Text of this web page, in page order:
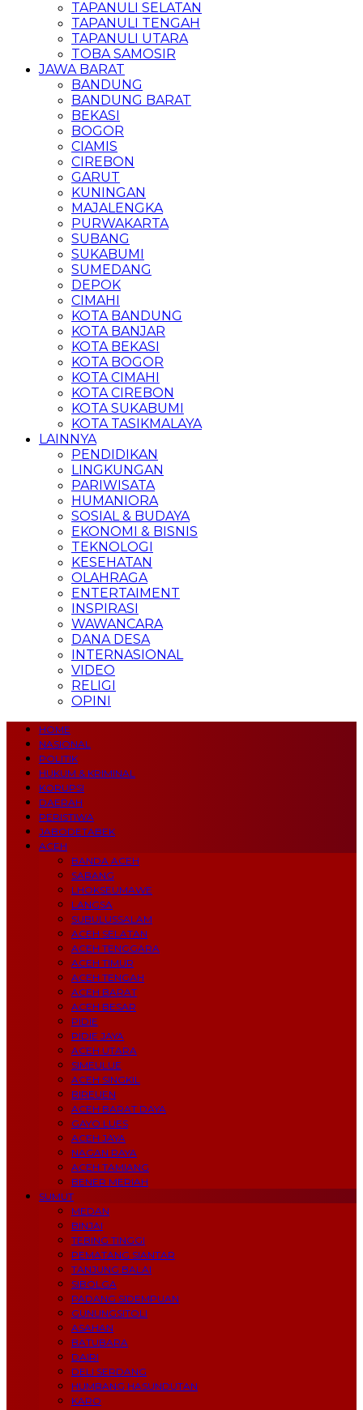
TAPANULI SELATAN
TAPANULI TENGAH
TAPANULI UTARA
TOBA SAMOSIR
JAWA BARAT
BANDUNG
BANDUNG BARAT
BEKASI
BOGOR
CIAMIS
CIREBON
GARUT
KUNINGAN
MAJALENGKA
PURWAKARTA
SUBANG
SUKABUMI
SUMEDANG
DEPOK
CIMAHI
KOTA BANDUNG
KOTA BANJAR
KOTA BEKASI
KOTA BOGOR
KOTA CIMAHI
KOTA CIREBON
KOTA SUKABUMI
KOTA TASIKMALAYA
LAINNYA
PENDIDIKAN
LINGKUNGAN
PARIWISATA
HUMANIORA
SOSIAL & BUDAYA
EKONOMI & BISNIS
TEKNOLOGI
KESEHATAN
OLAHRAGA
ENTERTAIMENT
INSPIRASI
WAWANCARA
DANA DESA
INTERNASIONAL
VIDEO
RELIGI
OPINI
HOME
NASIONAL
POLITIK
HUKUM & KRIMINAL
KORUPSI
DAERAH
PERISTIWA
JABODETABEK
ACEH
BANDA ACEH
SABANG
LHOKSEUMAWE
LANGSA
SUBULUSSALAM
ACEH SELATAN
ACEH TENGGARA
ACEH TIMUR
ACEH TENGAH
ACEH BARAT
ACEH BESAR
PIDIE
PIDIE JAYA
ACEH UTARA
SIMEULUE
ACEH SINGKIL
BIREUEN
ACEH BARAT DAYA
GAYO LUES
ACEH JAYA
NAGAN RAYA
ACEH TAMIANG
BENER MERIAH
SUMUT
MEDAN
BINJAI
TEBING TINGGI
PEMATANG SIANTAR
TANJUNG BALAI
SIBOLGA
PADANG SIDEMPUAN
GUNUNGSITOLI
ASAHAN
BATUBARA
DAIRI
DELI SERDANG
HUMBANG HASUNDUTAN
KARO